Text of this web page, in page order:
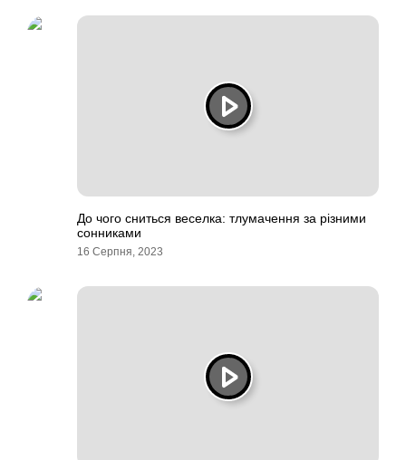
До чого сниться веселка: тлумачення за різними
сонниками
16 Серпня, 2023